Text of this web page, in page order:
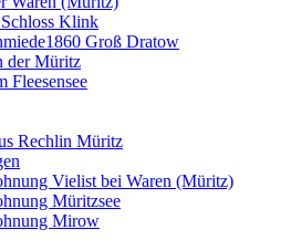
Schloss Klink
Groß Dratow
der Müritz
Fleesensee
Rechlin Müritz
Vielist bei Waren (Müritz)
Müritzsee
Mirow